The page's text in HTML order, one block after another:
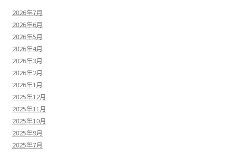
2026年7月
2026年6月
2026年5月
2026年4月
2026年3月
2026年2月
2026年1月
2025年12月
2025年11月
2025年10月
2025年9月
2025年7月